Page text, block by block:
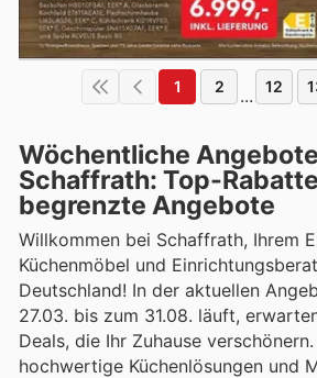
1 2 ... 12
Wöchentliche
Schaffrath: Top-
begrenzte Angebote
Willkommen bei Schaffrath, Ihrem
Küchenmöbel und
Deutschland! In der aktuellen
27.03. bis zum 31.08. läuft,
Deals, die Ihr Zuhause
hochwertige Küchenlösungen und